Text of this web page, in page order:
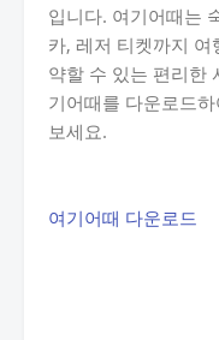
입니다. 여기어때는
카, 레저 티켓까지
약할 수 있는 편리한
기어때를 다운로드
보세요.
여기어때 다운로드